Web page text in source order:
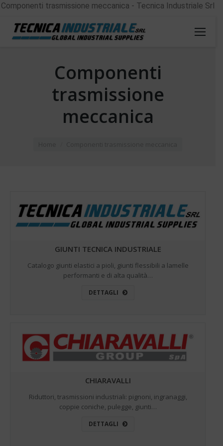
Componenti trasmissione meccanica - Tecnica Industriale Srl
Componenti
trasmissione
meccanica
GIUNTI TECNICA INDUSTRIALE
Catalogo giunti elastici a pioli, giunti flessibili a lamelle
performanti e di alta qualità…
DETTAGLI
CHIARAVALLI
Riduttori, trasmissioni industriali: pignoni, ingranaggi,
coppie coniche, pulegge, giunti…
DETTAGLI